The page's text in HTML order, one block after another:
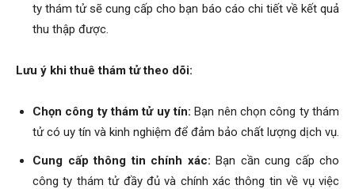
thám
ty thám tử sẽ cung cấp cho bạn báo cáo chi tiết về kết quả
thu thập được.
Lưu ý khi thuê thám tử theo dõi:
Chọn công ty thám tử uy tín: Bạn nên chọn công ty thám
tử có uy tín và kinh nghiệm để đảm bảo chất lượng dịch vụ.
Cung cấp thông tin chính xác: Bạn cần cung cấp cho
công ty thám tử đầy đủ và chính xác thông tin về vụ việc